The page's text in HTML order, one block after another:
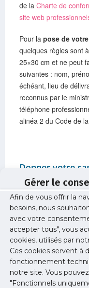
Gérer le
Afin de vous offrir la
besoins, nous
avec votre
accepter tous", vous
cookies, utilisés par
Ces cookies servent à
fonctionnement
notre site. Vous
"Fonctionnels
de la Charte de
site web
Pour la pose de
quelques règles sont
25×30 cm et ne peut
suivantes : nom,
échéant, lieu de
reconnus par le
téléphone
alinéa 2 du Code de
Donner votre
la déontologie
Vos cartes de visites
patients avec qui
professionnels de
Vos cartes de visites
porter d’autres
plaque